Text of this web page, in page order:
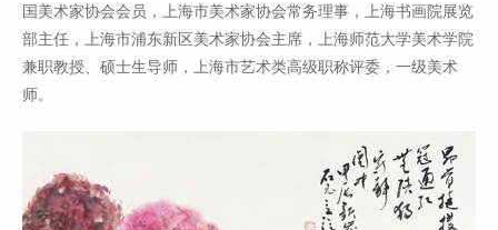
国美术家协会会员，上海市美术家协会常务理事，上海书画院展览
部主任，上海市浦东新区美术家协会主席，上海师范大学美术学院
兼职教授、硕士生导师，上海市艺术类高级职称评委，一级美术
师。